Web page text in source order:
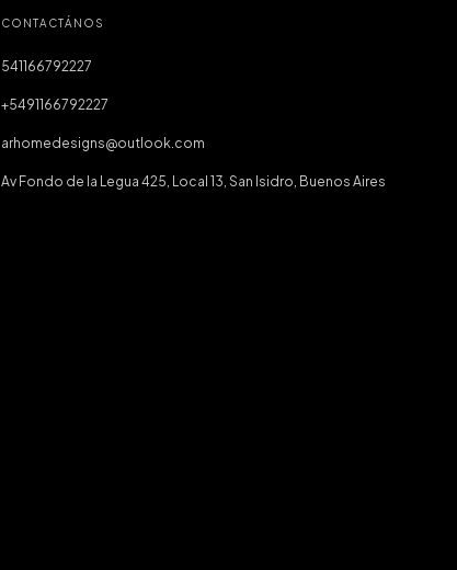
CONTACTÁNOS
541166792227
+5491166792227
arhomedesigns@outlook.com
Av Fondo de la Legua 425, Local 13, San Isidro, Buenos Aires